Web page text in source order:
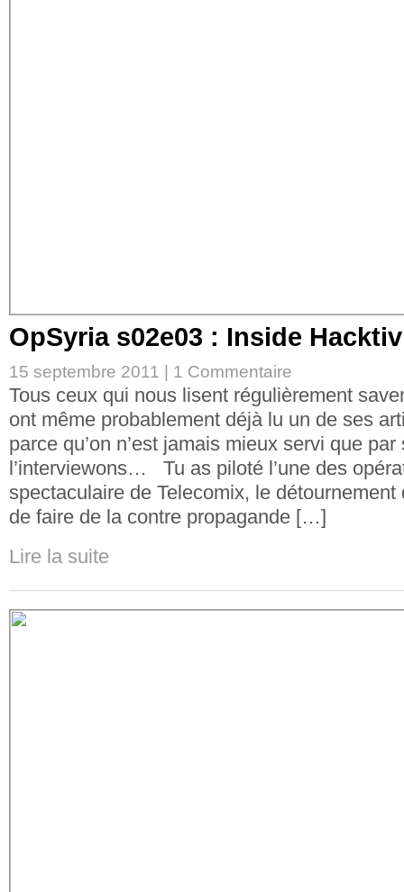
OpSyria s02e03 : Inside
15 septembre 2011 | 1 Commentaire
Tous ceux qui nous lisent régulièrement
ont même probablement déjà lu un de ses
parce qu’on n’est jamais mieux servi que
l’interviewons… Tu as piloté l’une des
spectaculaire de Telecomix, le
de faire de la contre propagande […]
Lire la suite